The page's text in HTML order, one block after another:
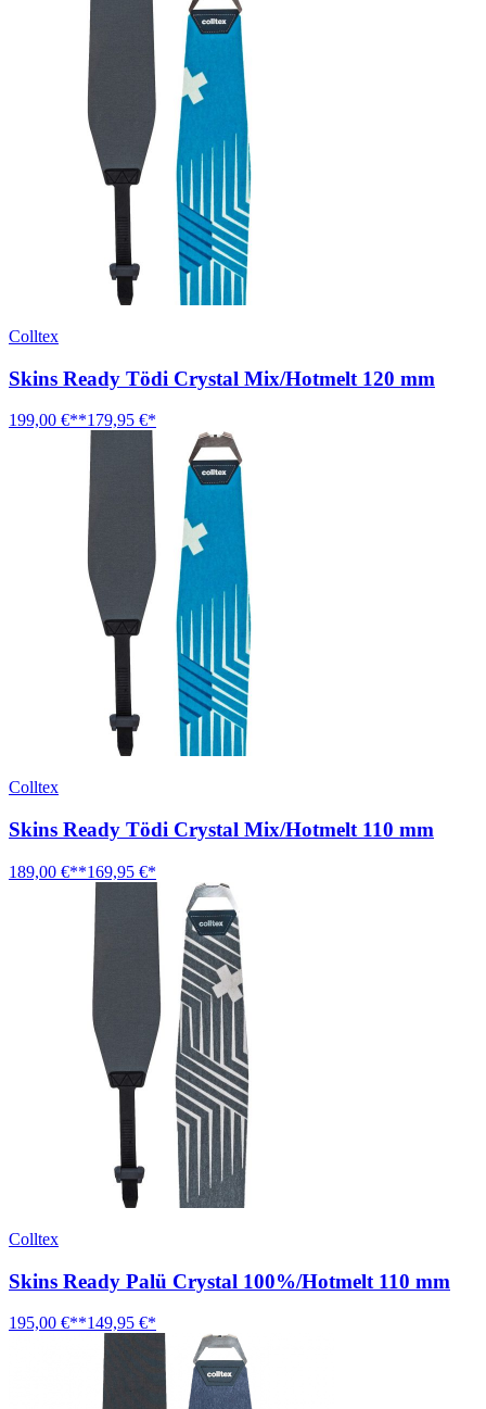
Colltex
Skins Ready Tödi Crystal Mix/Hotmelt 120 mm
199,00 €**179,95 €*
Colltex
Skins Ready Tödi Crystal Mix/Hotmelt 110 mm
189,00 €**169,95 €*
Colltex
Skins Ready Palü Crystal 100%/Hotmelt 110 mm
195,00 €**149,95 €*